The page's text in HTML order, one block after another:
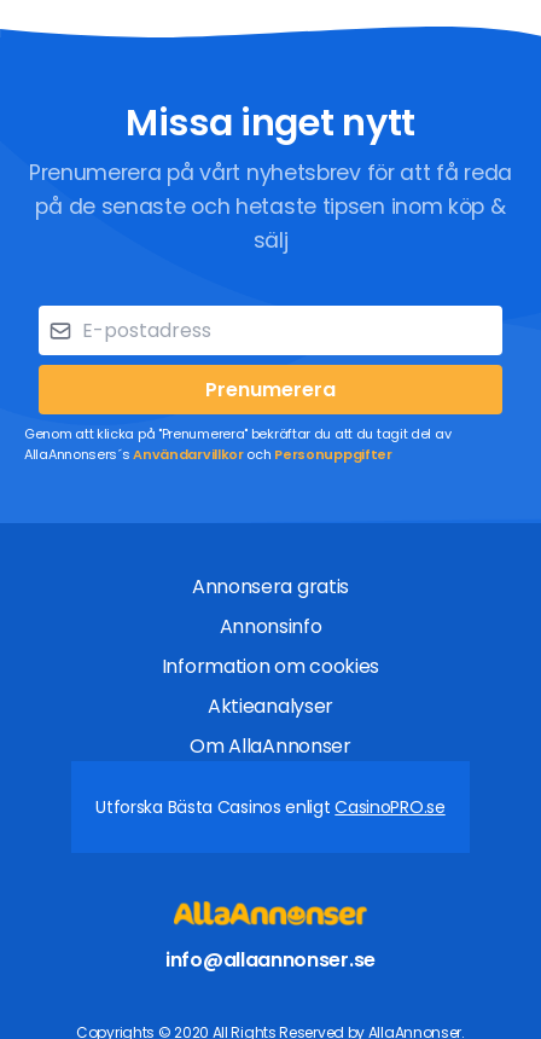
Missa inget nytt
Prenumerera på vårt nyhetsbrev för att få reda
på de senaste och hetaste tipsen inom köp &
sälj
Prenumerera
Genom att klicka på "Prenumerera" bekräftar du att du tagit del av
AllaAnnonsers´sAnvändarvillkoroch Personuppgifter
Annonsera gratis
Annonsinfo
Information om cookies
Aktieanalyser
Om AllaAnnonser
Utforska Bästa Casinos enligtCasinoPRO.se
info@allaannonser.se
Copyrights © 2020 All Rights Reserved by AllaAnnonser.